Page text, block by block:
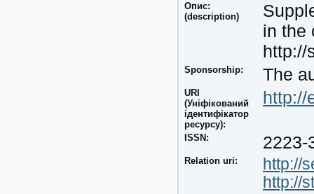
Опис:
(description)
in the
http://
Sponsorship: The
URI
(Уніфікований
ідентифікатор
ресурсу):
http://
ISSN: 2223-
Relation uri:
http://
http://